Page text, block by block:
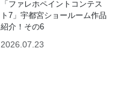
「ファレホペイントコンテス
ト7」宇都宮ショールーム作品
紹介！その6
2026.07.23